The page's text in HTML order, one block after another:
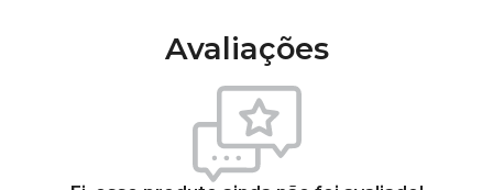
Avaliações